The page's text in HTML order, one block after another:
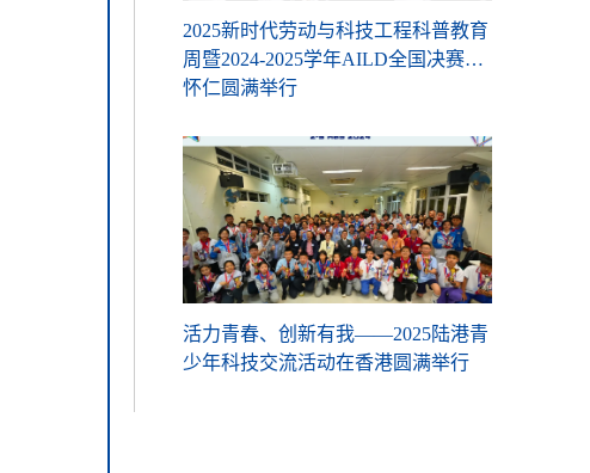
2025新时代劳动与科技工程科普教育
周暨2024-2025学年AILD全国决赛在
怀仁圆满举行
活力青春、创新有我——2025陆港青
少年科技交流活动在香港圆满举行